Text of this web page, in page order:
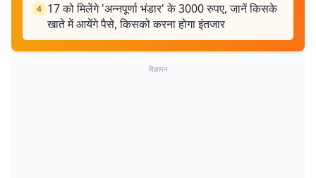
4 17 को मिलेंगे 'अन्नपूर्णा भंडार' के 3000 रुपए, जानें किसके
खाते में आयेंगे पैसे, किसको करना होगा इंतजार
विज्ञापन